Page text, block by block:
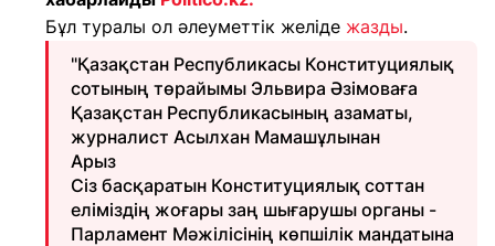
Бұл туралы ол әлеуметтік желіде жазды.
"Қазақстан Республикасы Конституциялық
сотының төрайымы Эльвира Әзімоваға
Қазақстан Республикасының азаматы,
журналист Асылхан Мамашұлынан
Арыз
Сіз басқаратын Конституциялық соттан
еліміздің жоғары заң шығарушы органы -
Парламент Мәжілісінің көпшілік мандатына